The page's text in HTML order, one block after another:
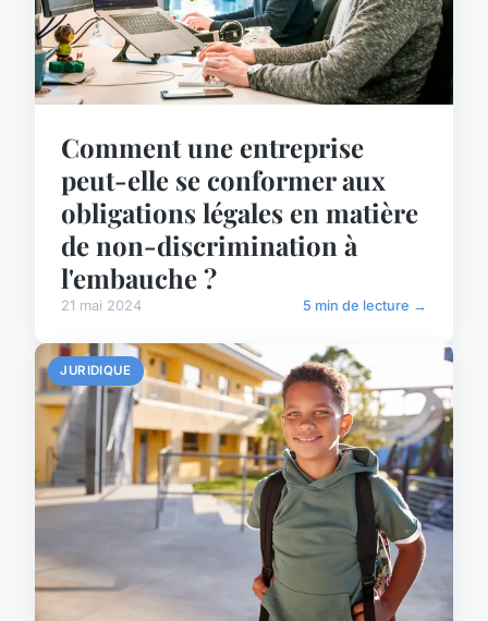
Comment une entreprise
peut-elle se conformer aux
obligations légales en matière
de non-discrimination à
l'embauche ?
21 mai 2024 5 min de lecture →
JURIDIQUE